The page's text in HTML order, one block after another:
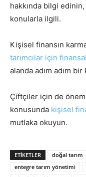
hakkında bilgi
konularla ilgili.
Kişisel finansın
tarımcılar için
alanda adım adım
Çiftçiler için de
konusunda kişisel
mutlaka okuyun.
ETIKETLER doğal tarım
entegre tarım yönetimi